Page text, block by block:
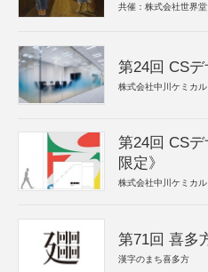
共催：株式会社世界堂
第24回 CS
株式会社中川ケミカル
第24回 CS
限定》
株式会社中川ケミカル
第71回 喜多
漢字のまち喜多方